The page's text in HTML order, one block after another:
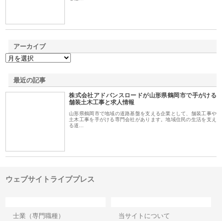
アーカイブ
最近の記事
株式会社アドバンスロードが山形県鶴岡市で手がける
舗装土木工事と求人情報
山形県鶴岡市で地域の道路基盤を支える企業として、舗装工事や
土木工事を手がける専門会社があります。地域住民の生活を支え
る道…
ウェブサイトライブプレス
士業（専門職種）
当サイトについて